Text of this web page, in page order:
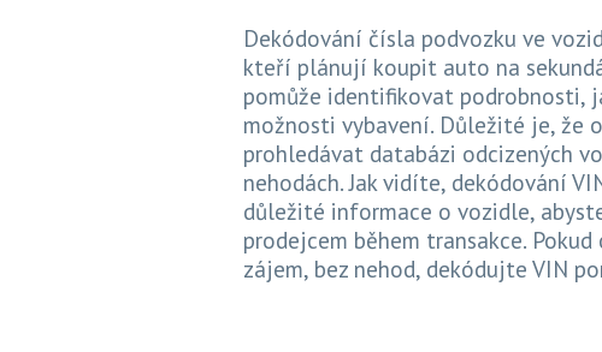
Dekódování čísla podvozku ve
kteří plánují koupit auto na
pomůže identifikovat podrobnosti,
možnosti vybavení. Důležité je, že
prohledávat databázi odcizených
nehodách. Jak vidíte, dekódování
důležité informace o vozidle,
prodejcem během transakce.
zájem, bez nehod, dekódujte VIN